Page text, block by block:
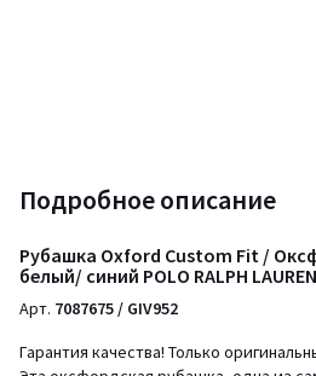
Подробное описание
Рубашка Oxford Custom Fit /
белый/ синий POLO RALPH LAUREN
Арт. 7087675 / GIV952
Гарантия качества! Только